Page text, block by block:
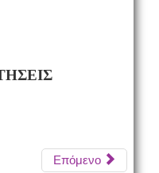
Επόμενο